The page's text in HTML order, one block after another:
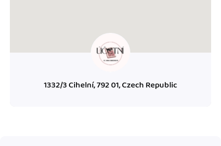
1332/3 Cihelní, 792 01, Czech Republic